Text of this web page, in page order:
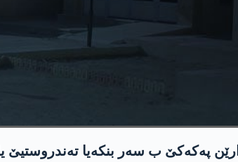
په‌كه‌كێ ب سه‌ر بنكه‌یا ته‌ندروستیێ